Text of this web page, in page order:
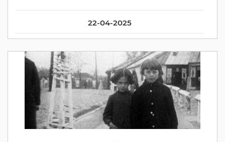
22-04-2025